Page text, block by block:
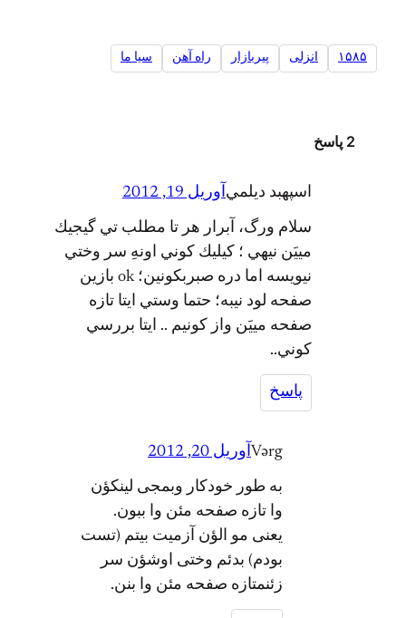
۱۵۸۵ انزلی پیربازار راه آهن سيا ما
2 پاسخ
اسپهبد ديلميآوریل 19, 2012
سلام ورگ، آبرار هر تا مطلب تي گيجيك
مييَن نيهي ؛ كيليك كوني اونهِ سر وختي
نيويسه اما دره صبربكونين؛ ok بازين
صفحه لود نيبه؛ حتما وستي ايتا تازه
صفحه مييَن واز كونيم .. ايتا بررسي
كوني..
پاسخ
Vərgآوریل 20, 2012
به طور خودکار وبمجی لینکؤن
وا تازه صفحه مئن وا ببون.
یعنی مو الؤن آزمیت بیتم (تست
بودم) بدئم وختی اوشؤن سر
زئنمتازه صفحه مئن وا بنن.